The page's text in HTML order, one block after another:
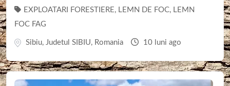
EXPLOATARI FORESTIERE, LEMN DE FOC, LEMN
FOC FAG
Sibiu, Judetul SIBIU, Romania 10 luni ago